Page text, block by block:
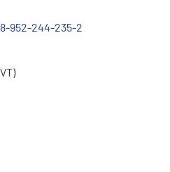
952-244-235-2